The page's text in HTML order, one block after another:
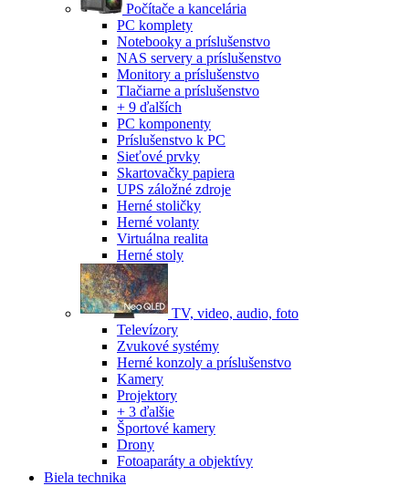
Počítače a kancelária
PC komplety
Notebooky a príslušenstvo
NAS servery a príslušenstvo
Monitory a príslušenstvo
Tlačiarne a príslušenstvo
+ 9 ďalších
PC komponenty
Príslušenstvo k PC
Sieťové prvky
Skartovačky papiera
UPS záložné zdroje
Herné stoličky
Herné volanty
Virtuálna realita
Herné stoly
TV, video, audio, foto
Televízory
Zvukové systémy
Herné konzoly a príslušenstvo
Kamery
Projektory
+ 3 ďalšie
Športové kamery
Drony
Fotoaparáty a objektívy
Biela technika